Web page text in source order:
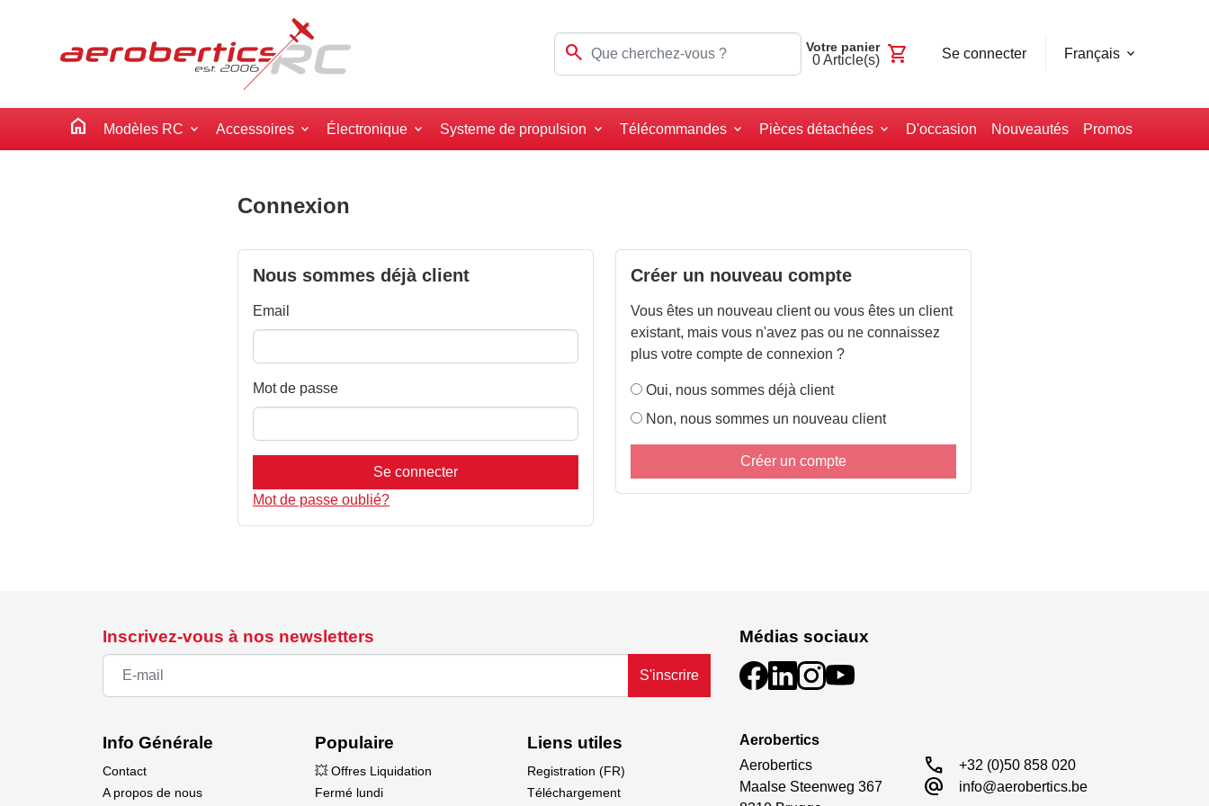
search Votre panier
0Article(s) shopping_cart Se connecter Français
home Modèles RC Accessoires Électronique Systeme de propulsion Télécommandes Pièces détachées D'occasion Nouveautés Promos
Connexion
Nous sommes déjà client
Email
Mot de passe
Se connecter
Mot de passe oublié?
Créer un nouveau compte
Vous êtes un nouveau client ou vous êtes un client
existant, mais vous n'avez pas ou ne connaissez
plus votre compte de connexion ?
Oui, nous sommes déjà client
Non, nous sommes un nouveau client
Créer un compte
Inscrivez-vous à nos newsletters
S'inscrire
Médias sociaux
Info Générale
Contact
A propos de nous
Populaire
💥 Offres Liquidation
Fermé lundi
Liens utiles
Registration (FR)
Téléchargement
Aerobertics
Aerobertics
Maalse Steenweg 367
call +32 (0)50 858 020
alternate_email info@aerobertics.be